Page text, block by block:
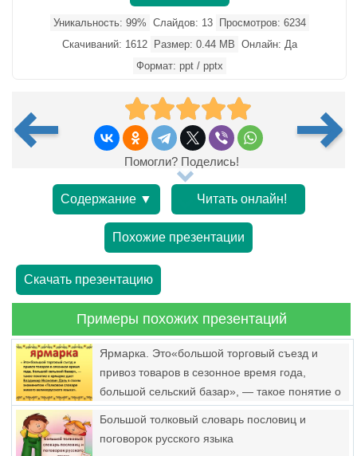
Уникальность: 99% Слайдов: 13
Просмотров: 6234
Скачиваний: 1612
Размер: 0.44 MB Онлайн: Да
Формат: ppt / pptx
Помогли? Поделись!
Содержание ▼ Читать онлайн!
Похожие презентации
Скачать презентацию
Примеры похожих презентаций
Ярмарка. Это«большой торговый съезд и
привоз товаров в сезонное время года,
большой сельский базар», — такое понятие о
своем знаменитом «толковом словаре живого
великорусского языка».
Большой толковый словарь пословиц и
поговорок русского языка